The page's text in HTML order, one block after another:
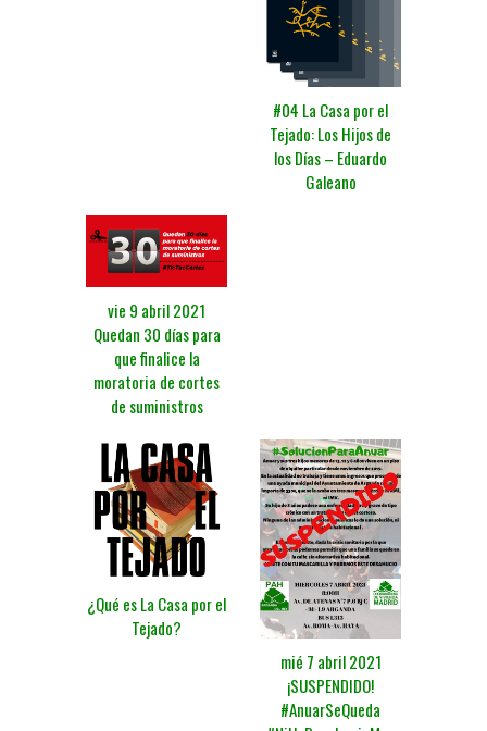
#04 La Casa por el
Tejado: Los Hijos de
los Días – Eduardo
Galeano
vie 9 abril 2021
Quedan 30 días para
que finalice la
moratoria de cortes
de suministros
¿Qué es La Casa por el
Tejado?
mié 7 abril 2021
¡SUSPENDIDO!
#AnuarSeQueda